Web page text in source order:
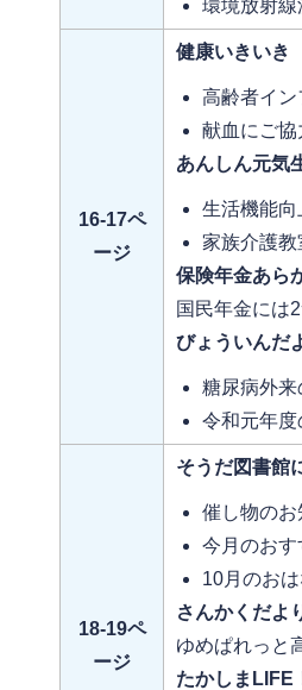
環境放射
16-17ペ
ージ
健康いきいき
高齢者イ
献血にご
あんしん元気
生活機能向
家族介護教
保険年金あら
国民年金には
びょういんだ
糖尿病外来
令和元年
18-19ペ
ージ
そうだ図書館
催し物のお
今月のおす
10月のお
さんかくだよ
ゆめぱれっと
たかしまLIFE